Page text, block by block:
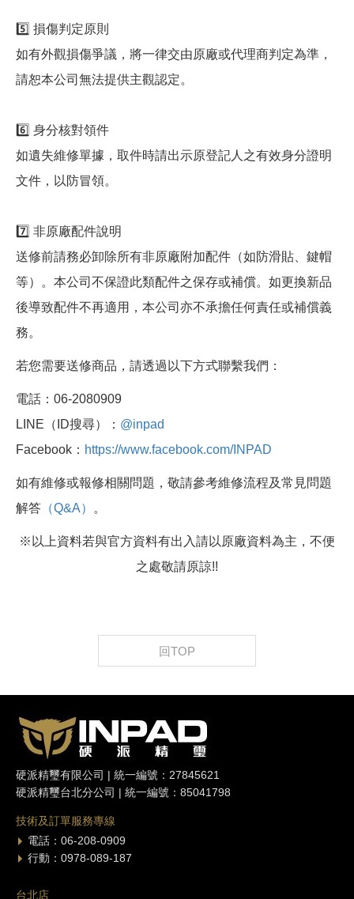
5️⃣ 損傷判定原則
如有外觀損傷爭議，將一律交由原廠或代理商判定為準，
請恕本公司無法提供主觀認定。
6️⃣ 身分核對領件
如遺失維修單據，取件時請出示原登記人之有效身分證明
文件，以防冒領。
7️⃣ 非原廠配件說明
送修前請務必卸除所有非原廠附加配件（如防滑貼、鍵帽
等）。本公司不保證此類配件之保存或補償。如更換新品
後導致配件不再適用，本公司亦不承擔任何責任或補償義
務。
若您需要送修商品，請透過以下方式聯繫我們：
電話：06-2080909
LINE（ID搜尋）： @inpad
Facebook： https://www.facebook.com/INPAD
如有維修或報修相關問題，敬請參考維修流程及常見問題
解答 （Q&A） 。
※以上資料若與官方資料有出入請以原廠資料為主，不便
之處敬請原諒!!
回TOP
硬派精璽有限公司 | 統一編號：27845621
硬派精璽台北分公司 | 統一編號：85041798
技術及訂單服務專線
電話：06-208-0909
行動：0978-089-187
台北店